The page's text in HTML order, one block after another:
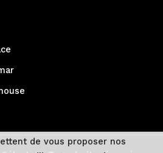
de vous proposer nos